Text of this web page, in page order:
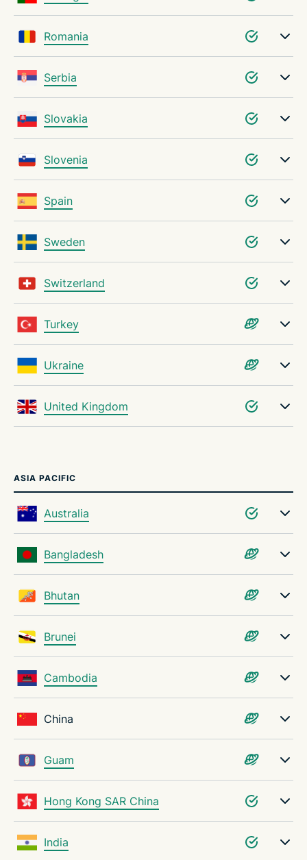
Romania
Serbia
Slovakia
Slovenia
Spain
Sweden
Switzerland
Turkey
Ukraine
United Kingdom
ASIA PACIFIC
Australia
Bangladesh
Bhutan
Brunei
Cambodia
China
Guam
Hong Kong SAR China
India